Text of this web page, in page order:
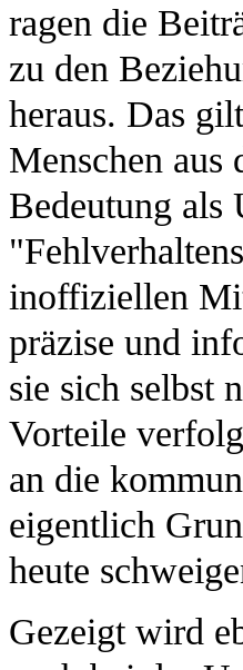
ragen die
zu den
heraus. Das
Menschen aus
Bedeutung als
inoffiziellen
präzise und
sie sich selbst
Vorteile
an die
eigentlich
heute
Gezeigt wird